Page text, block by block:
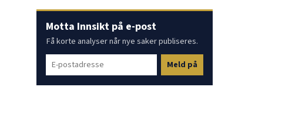
Motta Innsikt på e-post
Få korte analyser når nye saker publiseres.
Meld på